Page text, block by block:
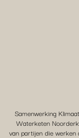
Samenwerking
Waterketen
van partijen die werken